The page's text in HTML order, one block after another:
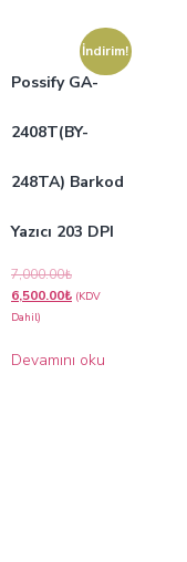
İndirim!
Possify GA-
2408T(BY-
248TA) Barkod
Yazıcı 203 DPI
7,000.00₺
6,500.00₺ (KDV
Dahil)
Devamını oku